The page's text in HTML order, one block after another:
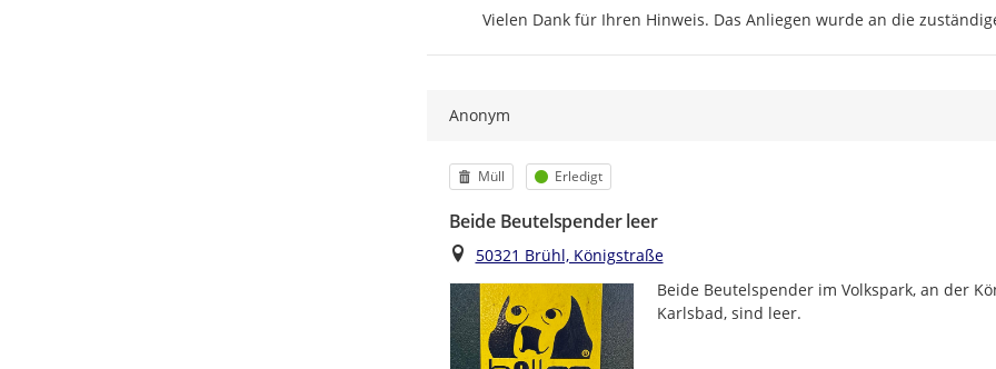
Vielen Dank für Ihren Hinweis. Das Anliegen wurde an die
Anonym
Kategorie
Müll Status
Erledigt
Beide Beutelspender leer
Ort
50321 Brühl, Königstraße
Beide Beutelspender im Volkspark, an der
Karlsbad, sind leer.